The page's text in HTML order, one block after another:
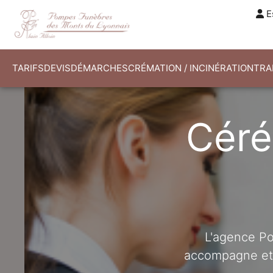
TARIFSDEVISDÉMARCHESCRÉMATION / INCINÉRATION
L'agence
accompagne